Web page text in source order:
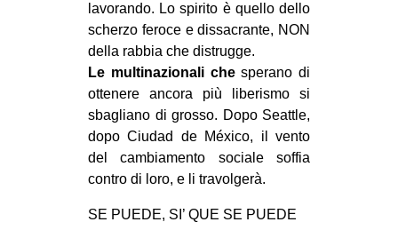
lavorando. Lo spirito è quello dello
scherzo feroce e dissacrante, NON
della rabbia che distrugge.
Le multinazionali chesperano di
ottenere ancora più liberismo si
sbagliano di grosso. Dopo Seattle,
dopo Ciudad de México, il vento
del cambiamento sociale soffia
contro di loro, e li travolgerà.
SE PUEDE, SI’ QUE SE PUEDE